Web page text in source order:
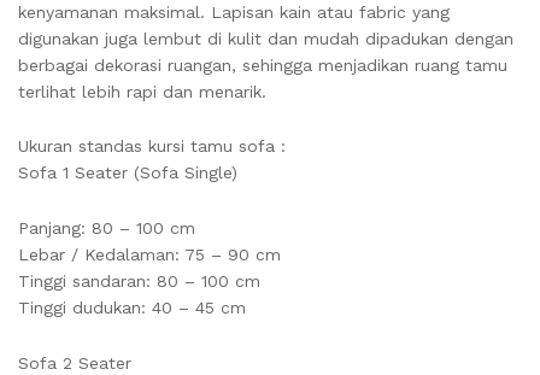
kenyamanan maksimal. Lapisan kain atau fabric yang
digunakan juga lembut di kulit dan mudah dipadukan dengan
berbagai dekorasi ruangan, sehingga menjadikan ruang tamu
terlihat lebih rapi dan menarik.
Ukuran standas kursi tamu sofa :
Sofa 1 Seater (Sofa Single)
Panjang: 80 – 100 cm
Lebar / Kedalaman: 75 – 90 cm
Tinggi sandaran: 80 – 100 cm
Tinggi dudukan: 40 – 45 cm
Sofa 2 Seater